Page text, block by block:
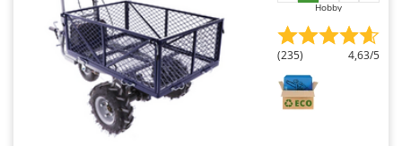
Hobby
(235) 4,63/5